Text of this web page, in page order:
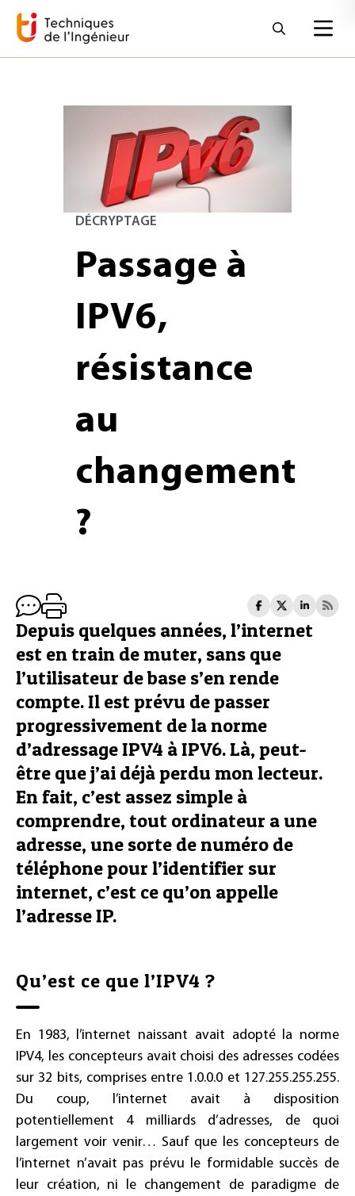
DÉCRYPTAGE
Passage à
IPV6,
résistance
au
changement
?
Depuis quelques années, l’internet
est en train de muter, sans que
l’utilisateur de base s’en rende
compte. Il est prévu de passer
progressivement de la norme
d’adressage IPV4 à IPV6. Là, peut-
être que j’ai déjà perdu mon lecteur.
En fait, c’est assez simple à
comprendre, tout ordinateur a une
adresse, une sorte de numéro de
téléphone pour l’identifier sur
internet, c’est ce qu’on appelle
l’adresse IP.
Qu’est ce que l’IPV4 ?
En 1983, l’internet naissant avait adopté la norme
IPV4, les concepteurs avait choisi des adresses codées
sur 32 bits, comprises entre 1.0.0.0 et 127.255.255.255.
Du coup, l’internet avait à disposition
potentiellement 4 milliards d’adresses, de quoi
largement voir venir… Sauf que les concepteurs de
l’internet n’avait pas prévu le formidable succès de
leur création, ni le changement de paradigme de